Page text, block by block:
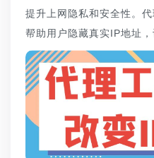
提升上网隐私和安全性。
帮助用户隐藏真实IP地址